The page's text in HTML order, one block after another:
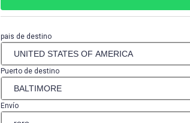
pais de destino
Puerto de destino
Envío